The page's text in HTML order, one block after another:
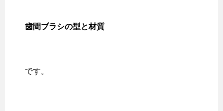
歯間ブラシの型と材質
です。